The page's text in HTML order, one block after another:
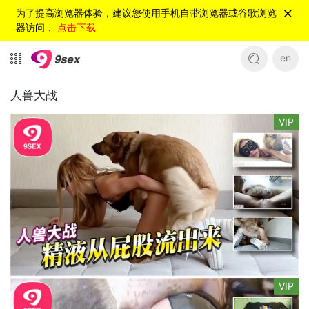
为了提高浏览器体验，建议您使用手机自带浏览器或谷歌浏览
器访问， 点击下载
en
人兽大战
VIP
VIP